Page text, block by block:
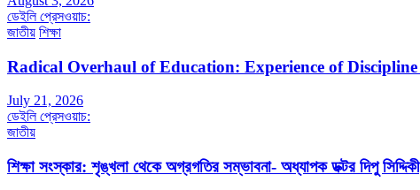
ডেইলি প্রেসওয়াচ:
জাতীয় শিক্ষা
Radical Overhaul of Education: Experience of
July 21, 2026
ডেইলি প্রেসওয়াচ:
জাতীয়
শিক্ষা সংস্কার: শৃঙ্খলা থেকে অগ্রগতির সম্ভাবনা- অধ্যাপক ডক্টর দিপু সিদ্দিকী